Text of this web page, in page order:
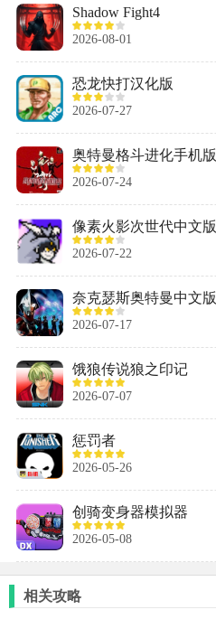
Shadow Fight4
2026-08-01
恐龙快打汉化版
2026-07-27
奥特曼格斗进化手机版
2026-07-24
像素火影次世代中文版
2026-07-22
奈克瑟斯奥特曼中文版
2026-07-17
饿狼传说狼之印记
2026-07-07
惩罚者
2026-05-26
创骑变身器模拟器
2026-05-08
相关攻略